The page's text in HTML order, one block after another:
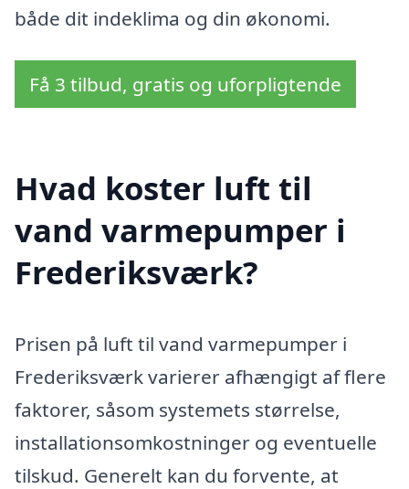
både dit indeklima og din økonomi.
Få 3 tilbud, gratis og uforpligtende
Hvad koster luft til
vand varmepumper i
Frederiksværk?
Prisen på luft til vand varmepumper i
Frederiksværk varierer afhængigt af flere
faktorer, såsom systemets størrelse,
installationsomkostninger og eventuelle
tilskud. Generelt kan du forvente, at